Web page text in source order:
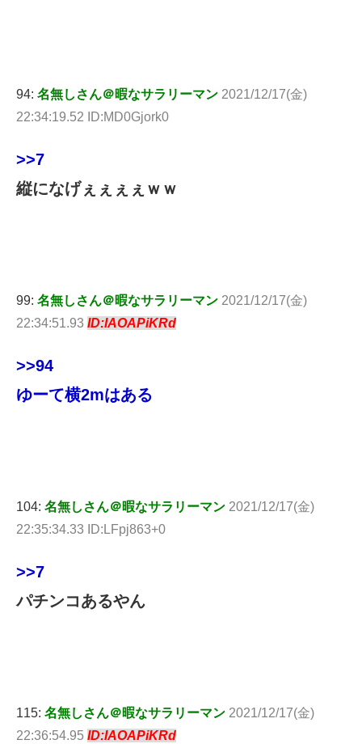
94: 名無しさん＠暇なサラリーマン 2021/12/17(金)
22:34:19.52 ID:MD0Gjork0
>>7
縦になげぇぇぇぇｗｗ
99: 名無しさん＠暇なサラリーマン 2021/12/17(金)
22:34:51.93 ID:IAOAPiKRd
>>94
ゆーて横2mはある
104: 名無しさん＠暇なサラリーマン 2021/12/17(金)
22:35:34.33 ID:LFpj863+0
>>7
パチンコあるやん
115: 名無しさん＠暇なサラリーマン 2021/12/17(金)
22:36:54.95 ID:IAOAPiKRd